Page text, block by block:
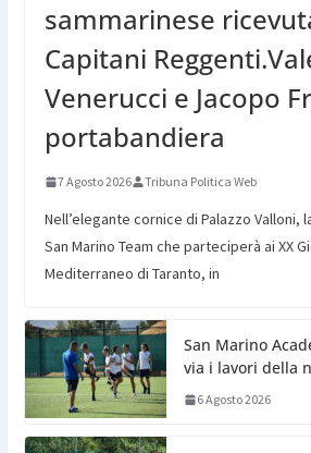
sammarinese
Capitani
Venerucci e Jacopo
portabandiera
7 Agosto 2026 Tribuna Politica Web
Nell’elegante cornice di Palazzo Valloni,
San Marino Team che parteciperà ai XX
Mediterraneo di Taranto, in
San Marino
via i lavori della
6 Agosto 2026